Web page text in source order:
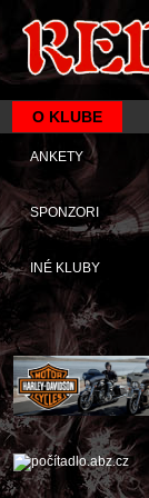
O KLUBE
ANKETY
SPONZORI
INÉ KLUBY